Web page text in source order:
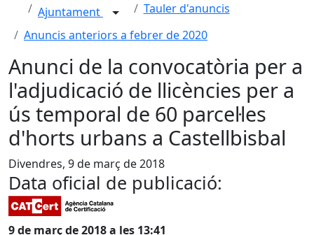
Ajuntament
Tauler d'anuncis
Anuncis anteriors a febrer de 2020
Anunci de la convocatòria per a
l'adjudicació de llicències per a
ús temporal de 60 parcel·les
d'horts urbans a Castellbisbal
Divendres, 9 de març de 2018
Data oficial de publicació:
9 de març de 2018 a les 13:41